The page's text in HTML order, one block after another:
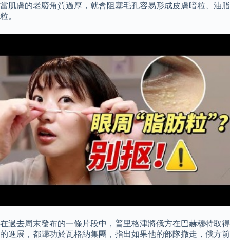
當肌膚的老廢角質過厚，就會阻塞毛孔容易形成皮膚暗粒、油脂
粒。
在過去周末發布的一條片段中，普里格津將俄方在巴赫穆特取得
的進展，都歸功於瓦格納集團，指出如果他的部隊撤走，俄方前